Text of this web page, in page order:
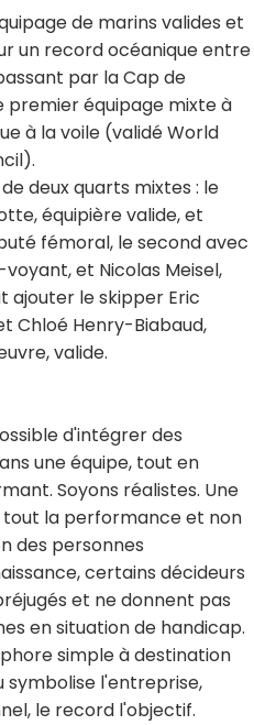
de marins valides et
un record océanique entre
par la Cap de
premier équipage mixte à
à la voile (validé World
deux quarts mixtes : le
équipière valide, et
fémoral, le second avec
et Nicolas Meisel,
ajouter le skipper Eric
Chloé Henry-Biabaud,
valide.
d'intégrer des
une équipe, tout en
Soyons réalistes. Une
la performance et non
des personnes
certains décideurs
et ne donnent pas
en situation de handicap.
simple à destination
symbolise l'entreprise,
le record l'objectif.